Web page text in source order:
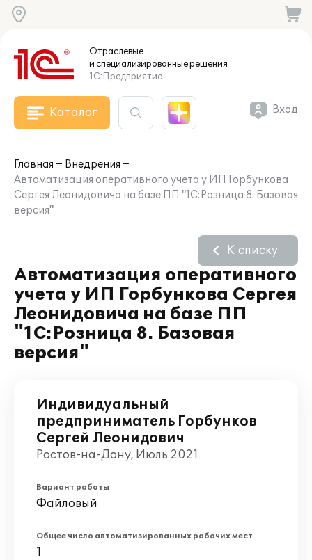
Отраслевые
и специализированныерешения
1С:Предприятие
Каталог Вход
Главная
Внедрения
Автоматизация оперативного учета у ИП Горбункова
Сергея Леонидовича на базе ПП "1С:Розница 8. Базовая
версия"
Автоматизация оперативного
учета у ИП Горбункова Сергея
Леонидовича на базе ПП
"1С:Розница 8. Базовая
версия"
К списку
Индивидуальный
предприниматель Горбунков
Сергей Леонидович
Ростов-на-Дону, Июль 2021
Вариант работы
Файловый
Общее число автоматизированных рабочих мест
1